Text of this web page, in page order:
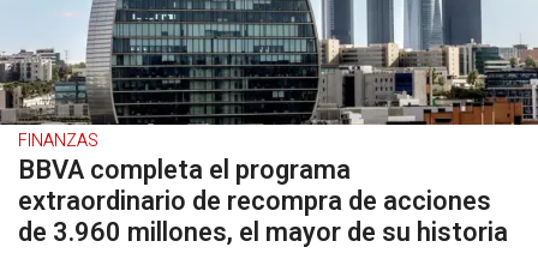
FINANZAS
BBVA completa el programa
extraordinario de recompra de acciones
de 3.960 millones, el mayor de su historia